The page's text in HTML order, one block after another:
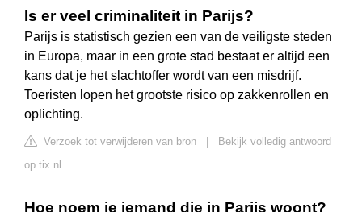
Is er veel criminaliteit in Parijs?
Parijs is statistisch gezien een van de veiligste steden
in Europa, maar in een grote stad bestaat er altijd een
kans dat je het slachtoffer wordt van een misdrijf.
Toeristen lopen het grootste risico op zakkenrollen en
oplichting.
Verzoek tot verwijderen van bron
Bekijk volledig antwoord
op tix.nl
Hoe noem je iemand die in Parijs woont?